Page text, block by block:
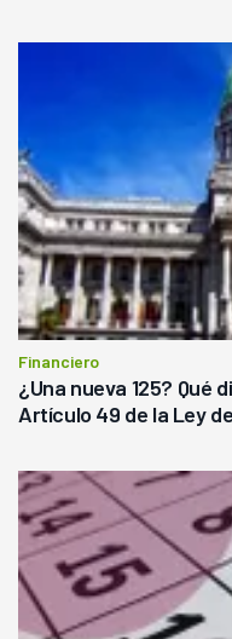
Financiero
¿Una nueva 125? Qué
Artículo 49 de la Ley